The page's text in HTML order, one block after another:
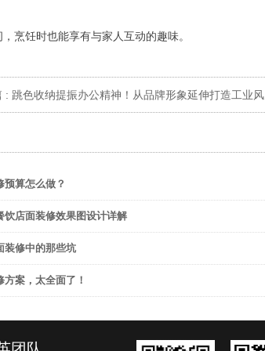
烹饪时也能享有与家人互动的趣味。
: 跳色收纳提振办公精神！从品牌形象延伸打造工业风空间
预算怎么做？
饮店面装修效果图设计详解
装修中的那些坑
方案，太全面了！